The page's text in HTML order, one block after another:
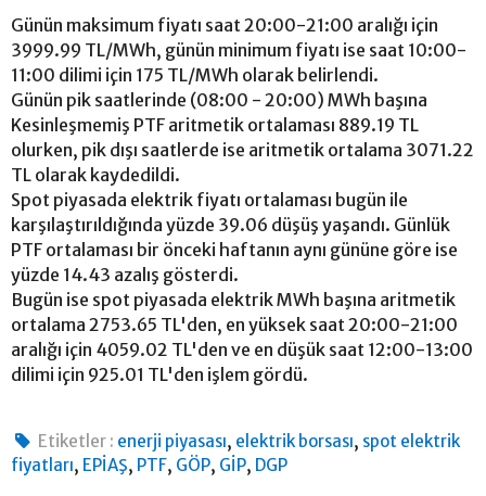
Günün maksimum fiyatı saat 20:00-21:00 aralığı için
3999.99 TL/MWh, günün minimum fiyatı ise saat 10:00-
11:00 dilimi için 175 TL/MWh olarak belirlendi.
Günün pik saatlerinde (08:00 - 20:00) MWh başına
Kesinleşmemiş PTF aritmetik ortalaması 889.19 TL
olurken, pik dışı saatlerde ise aritmetik ortalama 3071.22
TL olarak kaydedildi.
Spot piyasada elektrik fiyatı ortalaması bugün ile
karşılaştırıldığında yüzde 39.06 düşüş yaşandı. Günlük
PTF ortalaması bir önceki haftanın aynı gününe göre ise
yüzde 14.43 azalış gösterdi.
Bugün ise spot piyasada elektrik MWh başına aritmetik
ortalama 2753.65 TL'den, en yüksek saat 20:00-21:00
aralığı için 4059.02 TL'den ve en düşük saat 12:00-13:00
dilimi için 925.01 TL'den işlem gördü.
Etiketler : enerji piyasası, elektrik borsası, spot elektrik
fiyatları, EPİAŞ, PTF, GÖP, GİP, DGP